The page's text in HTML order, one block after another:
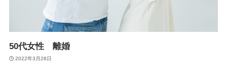
50代女性 離婚
2022年3月28日